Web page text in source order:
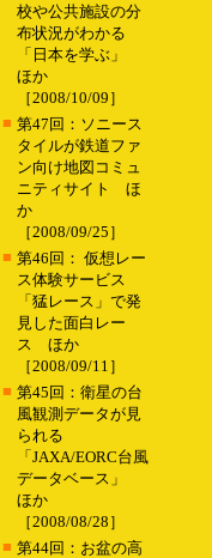
校や公共施設の分
布状況がわかる
「日本を学ぶ」
ほか
［2008/10/09］
■ 第47回：ソニース
タイルが鉄道ファ
ン向け地図コミュ
ニティサイト ほ
か
［2008/09/25］
■ 第46回： 仮想レー
ス体験サービス
「猛レース」で発
見した面白レー
ス ほか
［2008/09/11］
■ 第45回：衛星の台
風観測データが見
られる
「JAXA/EORC台風
データベース」
ほか
［2008/08/28］
■ 第44回：お盆の高